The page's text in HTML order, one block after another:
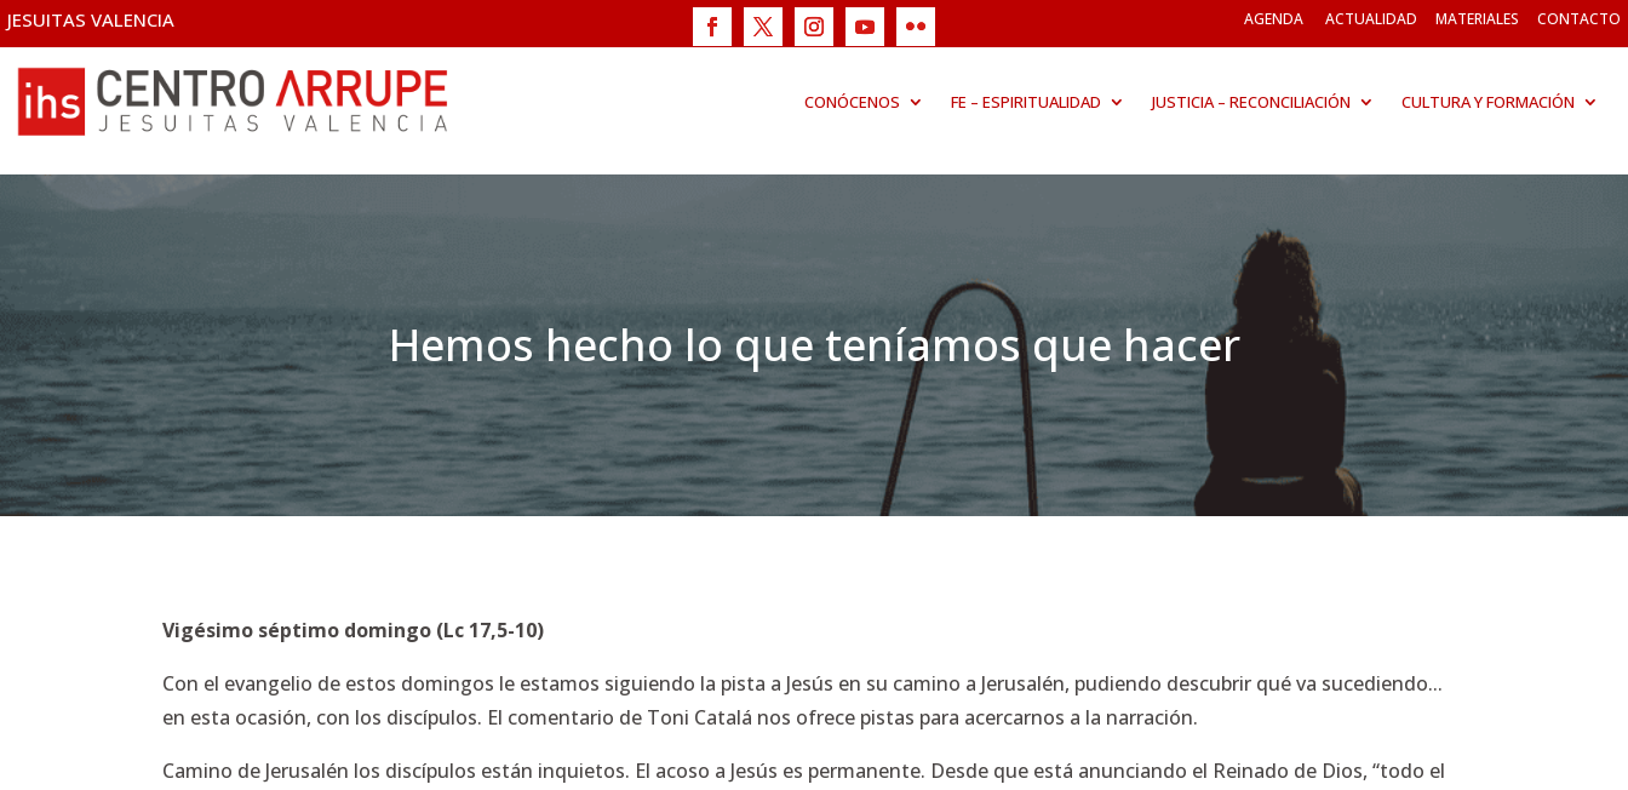
JESUITAS VALENCIA AGENDA ACTUALIDAD MATERIALES CONTACTO
CONÓCENOS FE – ESPIRITUALIDAD JUSTICIA – RECONCILIACIÓN CULTURA Y FORMACIÓN
Hemos hecho lo que teníamos que hacer
Vigésimo séptimo domingo (Lc 17,5-10)
Con el evangelio de estos domingos le estamos siguiendo la pista a Jesús en su camino a Jerusalén, pudiendo descubrir qué va sucediendo...
en esta ocasión, con los discípulos. El comentario de Toni Catalá nos ofrece pistas para acercarnos a la narración.
Camino de Jerusalén los discípulos están inquietos. El acoso a Jesús es permanente. Desde que está anunciando el Reinado de Dios, “todo el